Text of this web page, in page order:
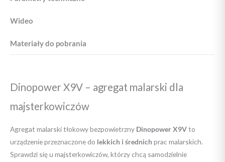
Wideo
Materiały do pobrania
Dinopower X9V – agregat malarski dla
majsterkowiczów
Agregat malarski tłokowy bezpowietrzny Dinopower X9Vto
urządzenie przeznaczone do lekkich i średnichprac malarskich.
Sprawdzi się u majsterkowiczów, którzy chcą samodzielnie